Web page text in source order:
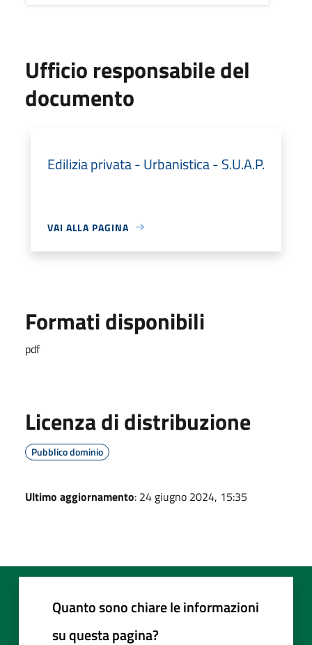
Ufficio responsabile del
documento
Edilizia privata - Urbanistica - S.U.A.P.
VAI ALLA PAGINA
Formati disponibili
pdf
Licenza di distribuzione
Pubblico dominio
Ultimo aggiornamento: 24 giugno 2024, 15:35
Quanto sono chiare le informazioni
su questa pagina?